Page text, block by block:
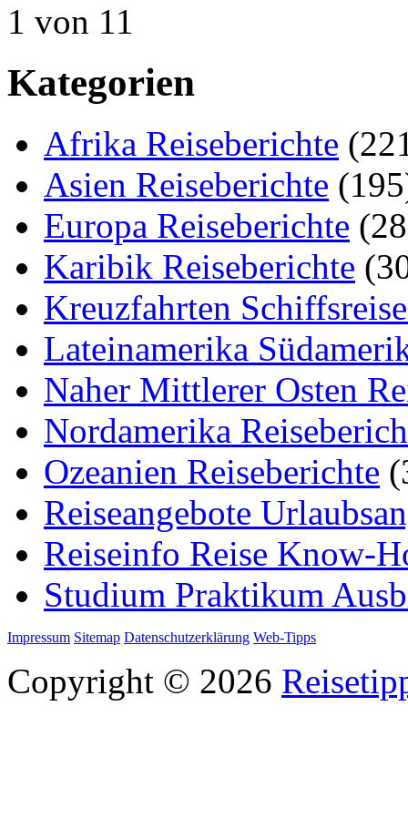
1 von 11
Kategorien
Afrika Reiseberichte
Asien Reiseberichte
Europa Reiseberichte
Karibik Reiseberichte
Kreuzfahrten
Lateinamerika
Naher Mittlerer Osten
Nordamerika
Ozeanien Reiseberichte
Reiseangebote
Reiseinfo Reise Know-
Studium Praktikum
Impressum Sitemap Datenschutzerklärung Web-Tipps
Copyright © 2026